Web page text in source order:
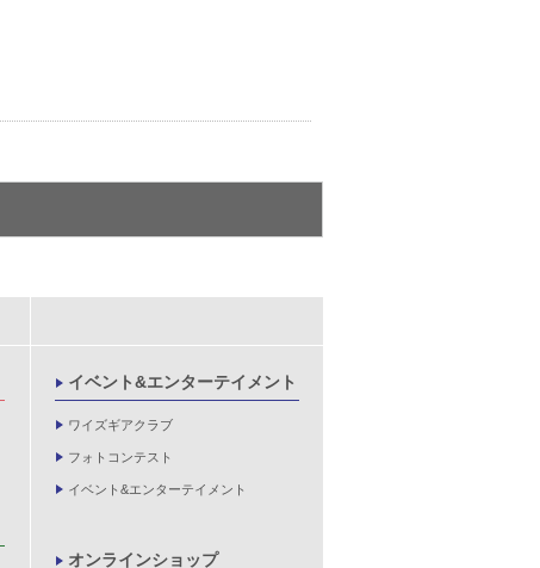
イベント&エンターテイメント
ワイズギアクラブ
フォトコンテスト
イベント&エンターテイメント
オンラインショップ